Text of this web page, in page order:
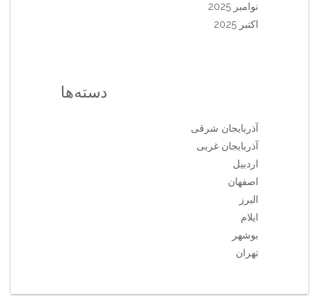
نوامبر 2025
اکتبر 2025
دسته‌ها
آذربایجان شرقی
آذربایجان غربی
اردبیل
اصفهان
البرز
ایلام
بوشهر
تهران